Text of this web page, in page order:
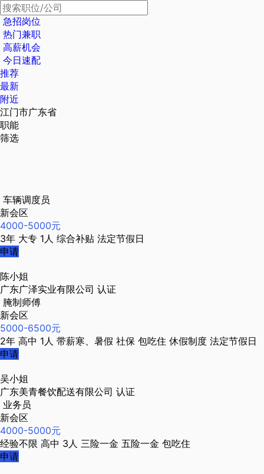
急招岗位
热门兼职
高薪机会
今日速配
推荐
最新
附近
江门市广东省
职能
筛选
车辆调度员
新会区
4000-5000元
3年 大专 1人 综合补贴 法定节假日
申请
陈小姐
广东广泽实业有限公司 认证
腌制师傅
新会区
5000-6500元
2年 高中 1人 带薪寒、暑假 社保 包吃住 休假制度 法定节假日
申请
吴小姐
广东美青餐饮配送有限公司 认证
业务员
新会区
4000-5000元
经验不限 高中 3人 三险一金 五险一金 包吃住
申请